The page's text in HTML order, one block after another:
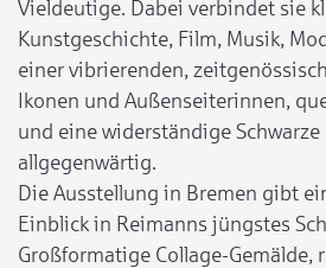
Vieldeutige. Dabei verbindet sie
Kunstgeschichte, Film, Musik,
einer vibrierenden,
Ikonen und Außenseiterinnen,
und eine widerständige
allgegenwärtig.
Die Ausstellung in Bremen gibt
Einblick in Reimanns jüngstes
Großformatige Collage-Gemälde,